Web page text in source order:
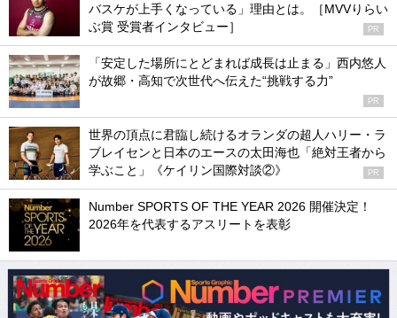
バスケが上手くなっている」理由とは。［MVVりらい
ぶ賞 受賞者インタビュー］
PR
「安定した場所にとどまれば成長は止まる」西内悠人
が故郷・高知で次世代へ伝えた“挑戦する力”
PR
世界の頂点に君臨し続けるオランダの超人ハリー・ラ
ブレイセンと日本のエースの太田海也「絶対王者から
学ぶこと」《ケイリン国際対談②》
PR
Number SPORTS OF THE YEAR 2026 開催決定！
2026年を代表するアスリートを表彰